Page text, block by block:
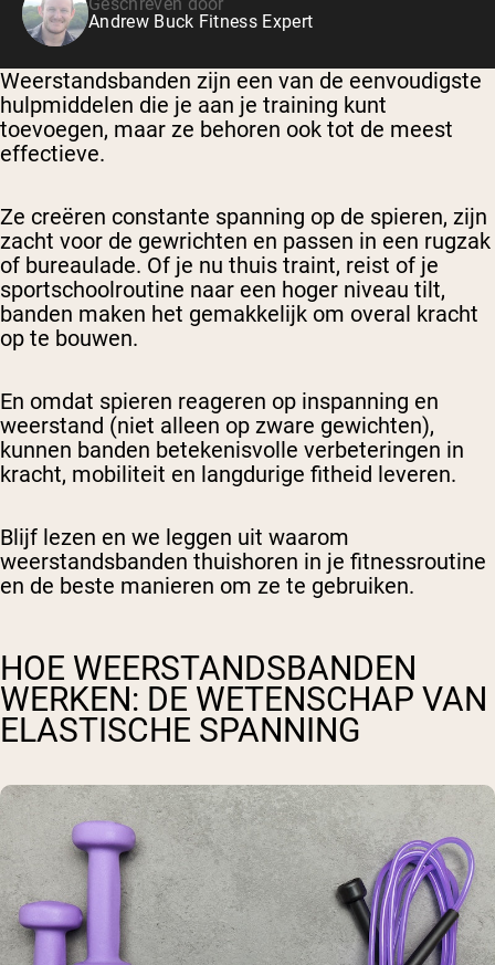
Shop All Vegan Protein
Andrew Buck Fitness Expert
Weerstandsbanden zijn een van de eenvoudigste
hulpmiddelen die je aan je training kunt
toevoegen, maar ze behoren ook tot de meest
effectieve.
Ze creëren constante spanning op de spieren, zijn
zacht voor de gewrichten en passen in een rugzak
of bureaulade. Of je nu thuis traint, reist of je
sportschoolroutine naar een hoger niveau tilt,
banden maken het gemakkelijk om overal kracht
op te bouwen.
En omdat spieren reageren op inspanning en
weerstand (niet alleen op zware gewichten),
kunnen banden betekenisvolle verbeteringen in
kracht, mobiliteit en langdurige fitheid leveren.
Blijf lezen en we leggen uit waarom
weerstandsbanden thuishoren in je fitnessroutine
en de beste manieren om ze te gebruiken.
HOE WEERSTANDSBANDEN
WERKEN: DE WETENSCHAP VAN
ELASTISCHE SPANNING